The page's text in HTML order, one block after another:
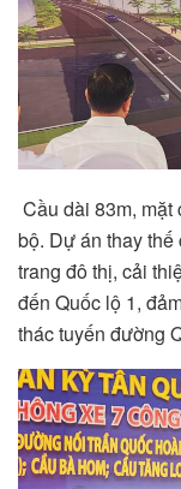
Cầu dài 83m, mặt
bộ. Dự án thay
trang đô thị, cải
đến Quốc lộ 1,
thác tuyến đường